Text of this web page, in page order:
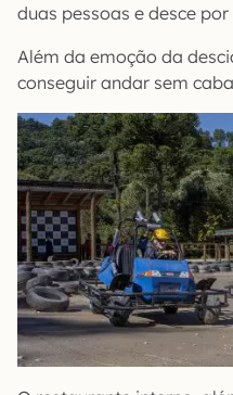
duas pessoas e desce
Além da emoção da
conseguir andar sem